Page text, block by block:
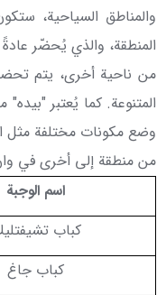
والمناطق السياحية،
المنطقة، والذي يُحضّر
من ناحية أخرى، يتم
المتنوعة. كما يُعتبر
وضع مكونات مختلفة مثل
من منطقة إلى أخرى في
اسم الوجبة
كباب
كباب جاغ